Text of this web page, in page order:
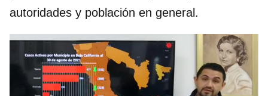
autoridades y población en general.